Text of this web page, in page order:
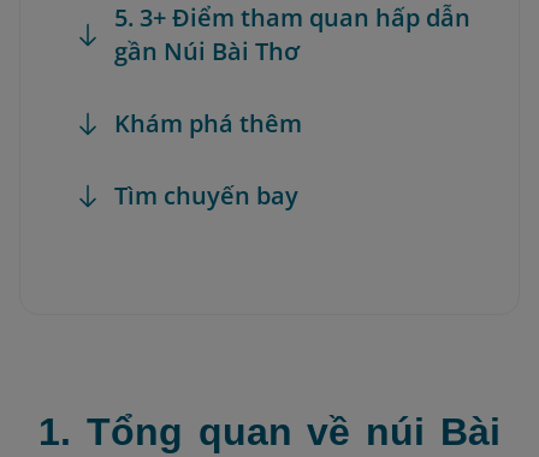
5. 3+ Điểm tham quan hấp dẫn
gần Núi Bài Thơ
Khám phá thêm
Tìm chuyến bay
1. Tổng quan về núi Bài